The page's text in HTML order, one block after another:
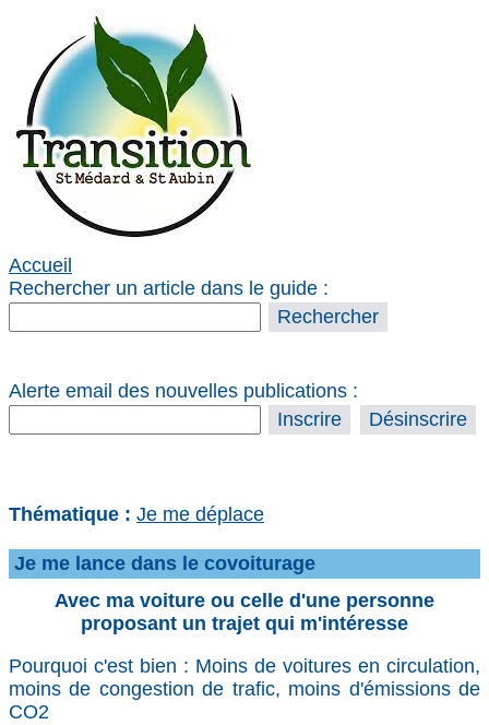
Accueil
Rechercher un article dans le guide :
Alerte email des nouvelles publications :
Thématique : Je me déplace
Je me lance dans le covoiturage
Avec ma voiture ou celle d'une personne
proposant un trajet qui m'intéresse
Pourquoi c'est bien : Moins de voitures en circulation,
moins de congestion de trafic, moins d'émissions de
CO2